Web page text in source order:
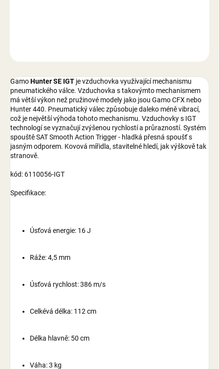
GamoHunter SE IGT je vzduchovka využívající mechanismu
pneumatického válce. Vzduchovka s takovýmto mechanismem
má větší výkon než pružinové modely jako jsou Gamo CFX nebo
Hunter 440. Pneumatický válec způsobuje daleko méně vibrací,
což je největší výhoda tohoto mechanismu. Vzduchovky s IGT
technologí se vyznačují zvýšenou rychlostí a průrazností. Systém
spouště SAT Smooth Action Trigger - hladká přesná spoušť s
jasným odporem. Kovová mířidla, stavitelné hledí, jak výškově tak
stranově.
kód: 6110056-IGT
Specifikace:
Úsťová energie: 16 J
Ráže: 4,5 mm
Úsťová rychlost: 386 m/s
Celkévá délka: 112 cm
Délka hlavně: 50 cm
Váha: 3 kg